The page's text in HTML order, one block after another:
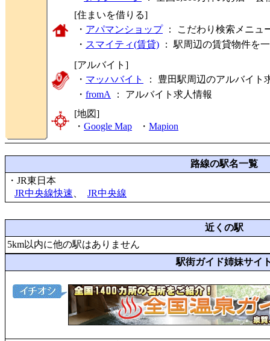
[住まいを借りる]
・ アパマンショップ： こだわり検索メニュ
・ スマイティ(賃貸) ： 駅周辺の賃貸物件を
[アルバイト]
・ マッハバイト
： 豊田駅周辺のアルバイト
・ fromA ： アルバイト求人情報
[地図]
・ Google Map ・ Mapion
路線の駅名一覧
・JR東日本
JR中央線快速
JR中央線
近くの駅
5km以内に他の駅はありません
駅街ガイド姉妹サイ